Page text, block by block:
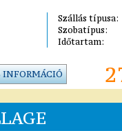
Szállás típusa:
Szobatípus:
Időtartam:
INFORMÁCIÓ